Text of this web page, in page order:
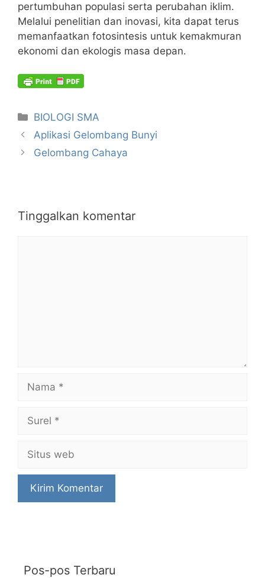
pertumbuhan populasi serta perubahan iklim.
Melalui penelitian dan inovasi, kita dapat terus
memanfaatkan fotosintesis untuk kemakmuran
ekonomi dan ekologis masa depan.
Kategori
BIOLOGI SMA
Aplikasi Gelombang Bunyi
Gelombang Cahaya
Tinggalkan komentar
web
Pos-pos Terbaru